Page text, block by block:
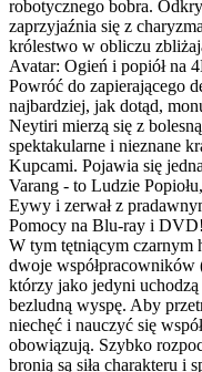
robotycznego bobra.
zaprzyjaźnia się z
królestwo w obliczu
Avatar: Ogień i popiół
Powróć do zapierającego
najbardziej, jak dotąd,
Neytiri mierzą się z
spektakularne i nieznane
Kupcami. Pojawia się
Varang - to Ludzie
Eywy i zerwał z
Pomocy na Blu-ray i DVD!
W tym tętniącym czarnym
dwoje
którzy jako jedyni
bezludną wyspę. Aby
niechęć i nauczyć się
obowiązują. Szybko
bronią są siła charakteru i